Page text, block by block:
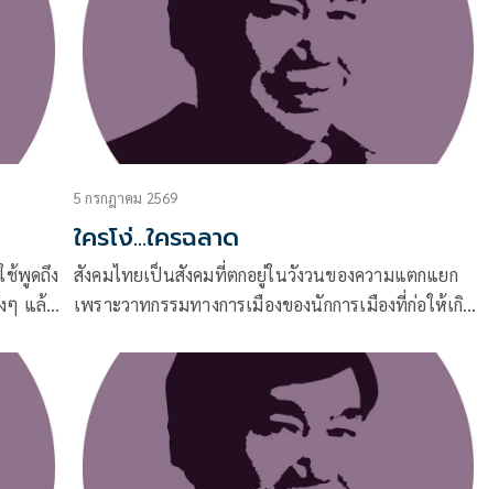
ช้พูดถึง
ๆ แล้ว
5 กรกฎาคม 2569
ใครโง่...ใครฉลาด
สังคมไทยเป็นสังคมที่ตกอยู่ในวังวนของความแตกแยก
เพราะวาทกรรมทางการเมืองของนักการเมืองที่ก่อให้เกิด
เมืองก็แล้วกันนะ ไม่ขอเรียกว่าอุดมการณ์ทางการเมือง
เพราะที่แตกแยกกันอยู่ทุกวันนี้เป็นเรื่องของจุดยืน
ทางการเมืองที่ก่อให้เกิดกีฬาสี ที่แต่ละสีไม่อาจจะเป็น
มิตรกันได้